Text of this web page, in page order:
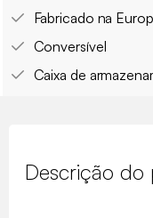
Fabricado na
Conversível
Caixa de
Descrição do